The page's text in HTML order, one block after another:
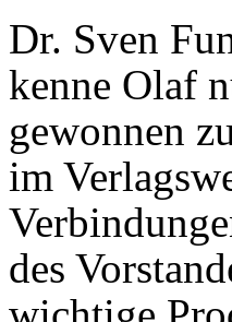
Dr. Sven
kenne Olaf
gewonnen
im
des